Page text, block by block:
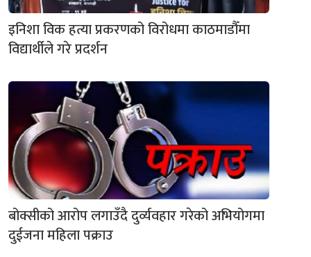
इनिशा विक हत्या प्रकरणको विरोधमा काठमाडौँमा
विद्यार्थीले गरे प्रदर्शन
बोक्सीको आरोप लगाउँदै दुर्व्यवहार गरेको अभियोगमा
दुईजना महिला पक्राउ